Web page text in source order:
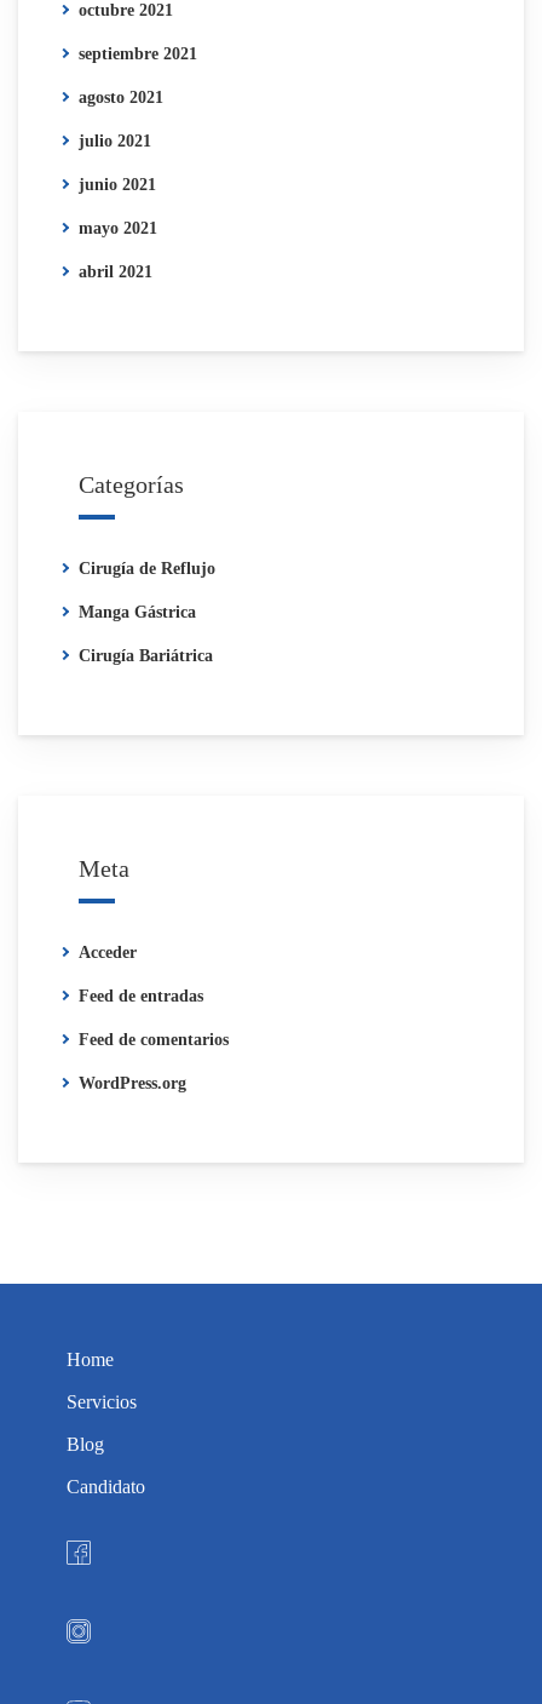
octubre 2021
septiembre 2021
agosto 2021
julio 2021
junio 2021
mayo 2021
abril 2021
Categorías
Cirugía de Reflujo
Manga Gástrica
Cirugía Bariátrica
Meta
Acceder
Feed de entradas
Feed de comentarios
WordPress.org
Home
Servicios
Blog
Candidato